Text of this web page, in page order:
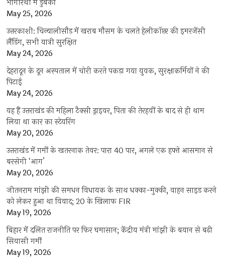
भागीरथी में डुबकी
May 25, 2026
उत्तरकाशी: चिन्यालीसौड़ में खराब मौसम के चलते हेलीकॉप्टर की इमरजेंसी
लैंडिंग, सभी यात्री सुरक्षित
May 24, 2026
देहरादून के दून अस्पताल में चोरी करते पकड़ा गया युवक, सुरक्षाकर्मियों ने की
पिटाई
May 24, 2026
यह हैं उत्तराखंड की महिला टैक्सी ड्राइवर, पिता की तेरहवीं के बाद से ही थाम
लिया था कार का स्टेयरिंग
May 20, 2026
उत्तराखंड में गर्मी के खतरनाक तेवर: पारा 40 पार, अगले एक हफ्ते आसमान से
बरसेगी ‘आग’
May 20, 2026
जीतनराम मांझी की समधन विधायक के साथ धक्का-मुक्की, वाहन साइड करने
को लेकर हुआ था विवाद; 20 के खिलाफ FIR
May 19, 2026
बिहार में दलित राजनीति पर फिर घमासान; केंद्रीय मंत्री मांझी के बयान से बढ़ी
सियासी गर्मी
May 19, 2026